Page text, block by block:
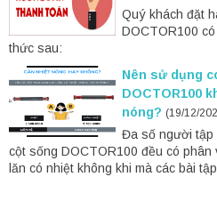
Quý khách đặt
DOCTOR100
thức sau:
Nên sử dụng
DOCTOR100
nóng? (19/12/
Đa số người tập
cột sống DOCTOR100 đều có phân
lăn có nhiệt không khi mà các bài